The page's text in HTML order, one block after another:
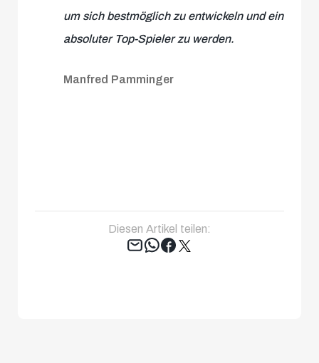
um sich bestmöglich zu entwickeln und ein
absoluter Top-Spieler zu werden.
Manfred Pamminger
Diesen Artikel teilen:
Tweet